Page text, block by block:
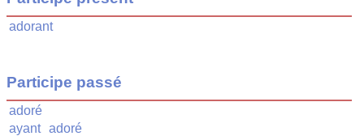
adorant
Participe passé
adoré
ayant adoré